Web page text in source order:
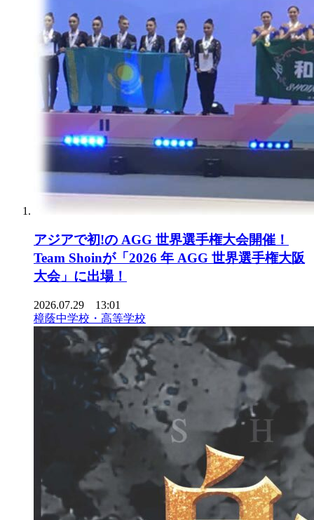
アジアで初!の AGG 世界選手権大会開催！
Team Shoinが「2026 年 AGG 世界選手権大阪
大会」に出場！
2026.07.29 13:01
樟蔭中学校・高等学校